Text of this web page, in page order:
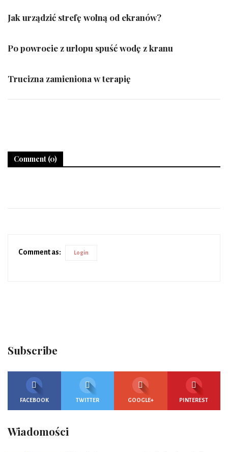
Jak urządzić strefę wolną od ekranów?
Po powrocie z urlopu spuść wodę z kranu
Trucizna zamieniona w terapię
Comment (0)
Comment as: Login
Subscribe
FACEBOOK TWITTER GOOGLE+ PINTEREST
Wiadomości